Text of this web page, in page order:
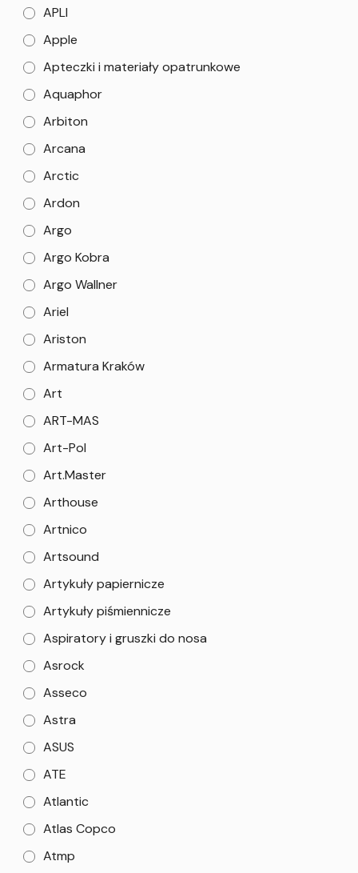
APLI
Apple
Apteczki i materiały opatrunkowe
Aquaphor
Arbiton
Arcana
Arctic
Ardon
Argo
Argo Kobra
Argo Wallner
Ariel
Ariston
Armatura Kraków
Art
ART-MAS
Art-Pol
Art.Master
Arthouse
Artnico
Artsound
Artykuły papiernicze
Artykuły piśmiennicze
Aspiratory i gruszki do nosa
Asrock
Asseco
Astra
ASUS
ATE
Atlantic
Atlas Copco
Atmp